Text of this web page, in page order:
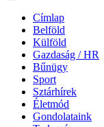
Címlap
Belföld
Külföld
Gazdaság / HR
Bűnügy
Sport
Sztárhírek
Életmód
Gondolataink